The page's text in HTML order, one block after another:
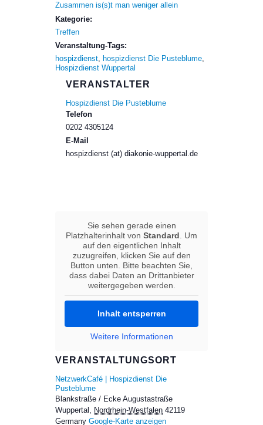
Zusammen is(s)t man weniger allein
Kategorie:
Treffen
Veranstaltung-Tags:
hospizdienst, hospizdienst Die Pusteblume,
Hospizdienst Wuppertal
VERANSTALTER
Hospizdienst Die Pusteblume
Telefon
0202 4305124
E-Mail
hospizdienst (at) diakonie-wuppertal.de
VERANSTALTUNGSORT
NetzwerkCafé | Hospizdienst Die
Pusteblume
Blankstraße / Ecke Augustastraße
Wuppertal , Nordrhein-Westfalen 42119
Germany Google-Karte anzeigen
Sie sehen gerade einen
Platzhalterinhalt von Standard. Um
auf den eigentlichen Inhalt
zuzugreifen, klicken Sie auf den
Button unten. Bitte beachten Sie,
dass dabei Daten an Drittanbieter
weitergegeben werden.
Inhalt entsperren
Weitere Informationen